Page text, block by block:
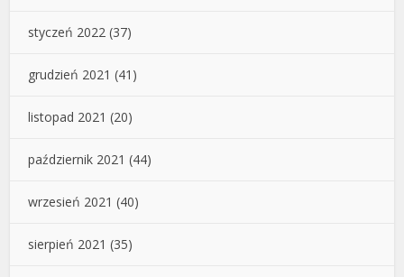
styczeń 2022 (37)
grudzień 2021 (41)
listopad 2021 (20)
październik 2021 (44)
wrzesień 2021 (40)
sierpień 2021 (35)